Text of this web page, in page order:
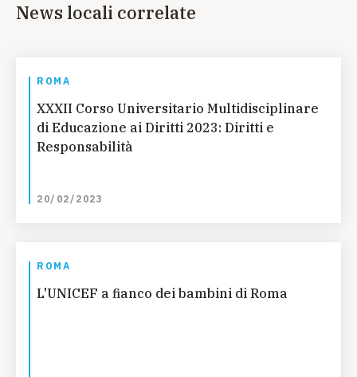
News locali correlate
ROMA
XXXII Corso Universitario Multidisciplinare
di Educazione ai Diritti 2023: Diritti e
Responsabilità
20/02/2023
ROMA
L'UNICEF a fianco dei bambini di Roma